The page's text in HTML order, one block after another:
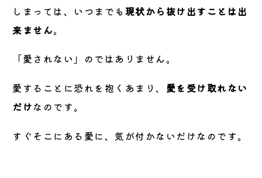
しまっては、いつまでも 現状から抜け出すことは出
来ません。
「愛されない」のではありません。
愛することに恐れを抱くあまり、 愛を受け取れない
だけなのです。
すぐそこにある愛に、気が付かないだけなのです。